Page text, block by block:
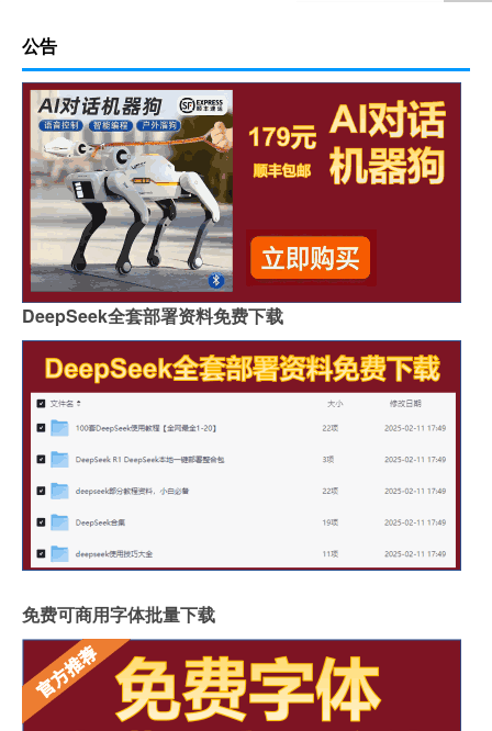
公告
DeepSeek全套部署资料免费下载
免费可商用字体批量下载